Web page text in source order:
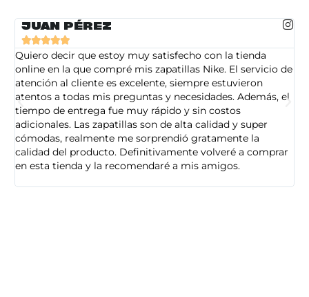
JUAN PÉREZ

Quiero decir que estoy muy satisfecho con la tienda
online en la que compré mis zapatillas Nike. El servicio de
atención al cliente es excelente, siempre estuvieron
atentos a todas mis preguntas y necesidades. Además, el
tiempo de entrega fue muy rápido y sin costos
adicionales. Las zapatillas son de alta calidad y super
cómodas, realmente me sorprendió gratamente la
calidad del producto. Definitivamente volveré a comprar
en esta tienda y la recomendaré a mis amigos.